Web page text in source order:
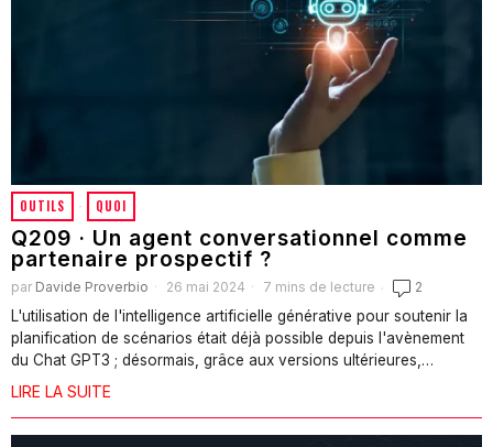
OUTILS · QUOI
Q209 · Un agent conversationnel comme
partenaire prospectif ?
par Davide Proverbio 26 mai 2024 7 mins de lecture 2
L'utilisation de l'intelligence artificielle générative pour soutenir la
planification de scénarios était déjà possible depuis l'avènement
du Chat GPT3 ; désormais, grâce aux versions ultérieures,…
LIRE LA SUITE